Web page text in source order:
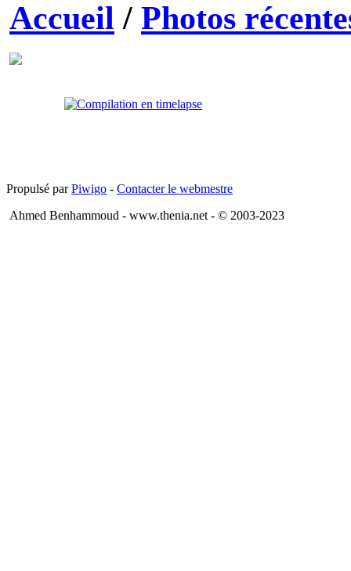
Accueil / Photos
Propulsé parPiwigo - Contacter le webmestre
Ahmed Benhammoud - www.thenia.net - © 2003-2023